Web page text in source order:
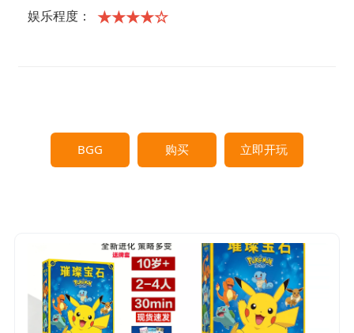
娱乐程度： ★★★★☆
BGG 购买 立即开玩